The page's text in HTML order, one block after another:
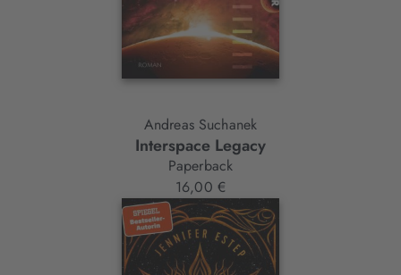
Andreas Suchanek
Interspace Legacy
Paperback
16,00 €